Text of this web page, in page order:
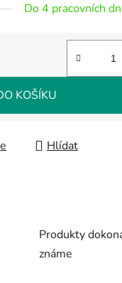
Do 4 pracovních
KOŠÍKU
Hlídat
Produkty
známe